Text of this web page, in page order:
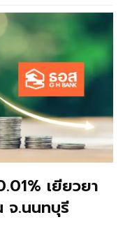
เยียวยา
จ.นนทบุรี